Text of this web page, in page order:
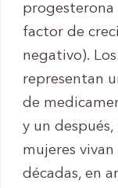
progesterona
factor de
negativo).
representan
de
y un
mujeres
décadas, en